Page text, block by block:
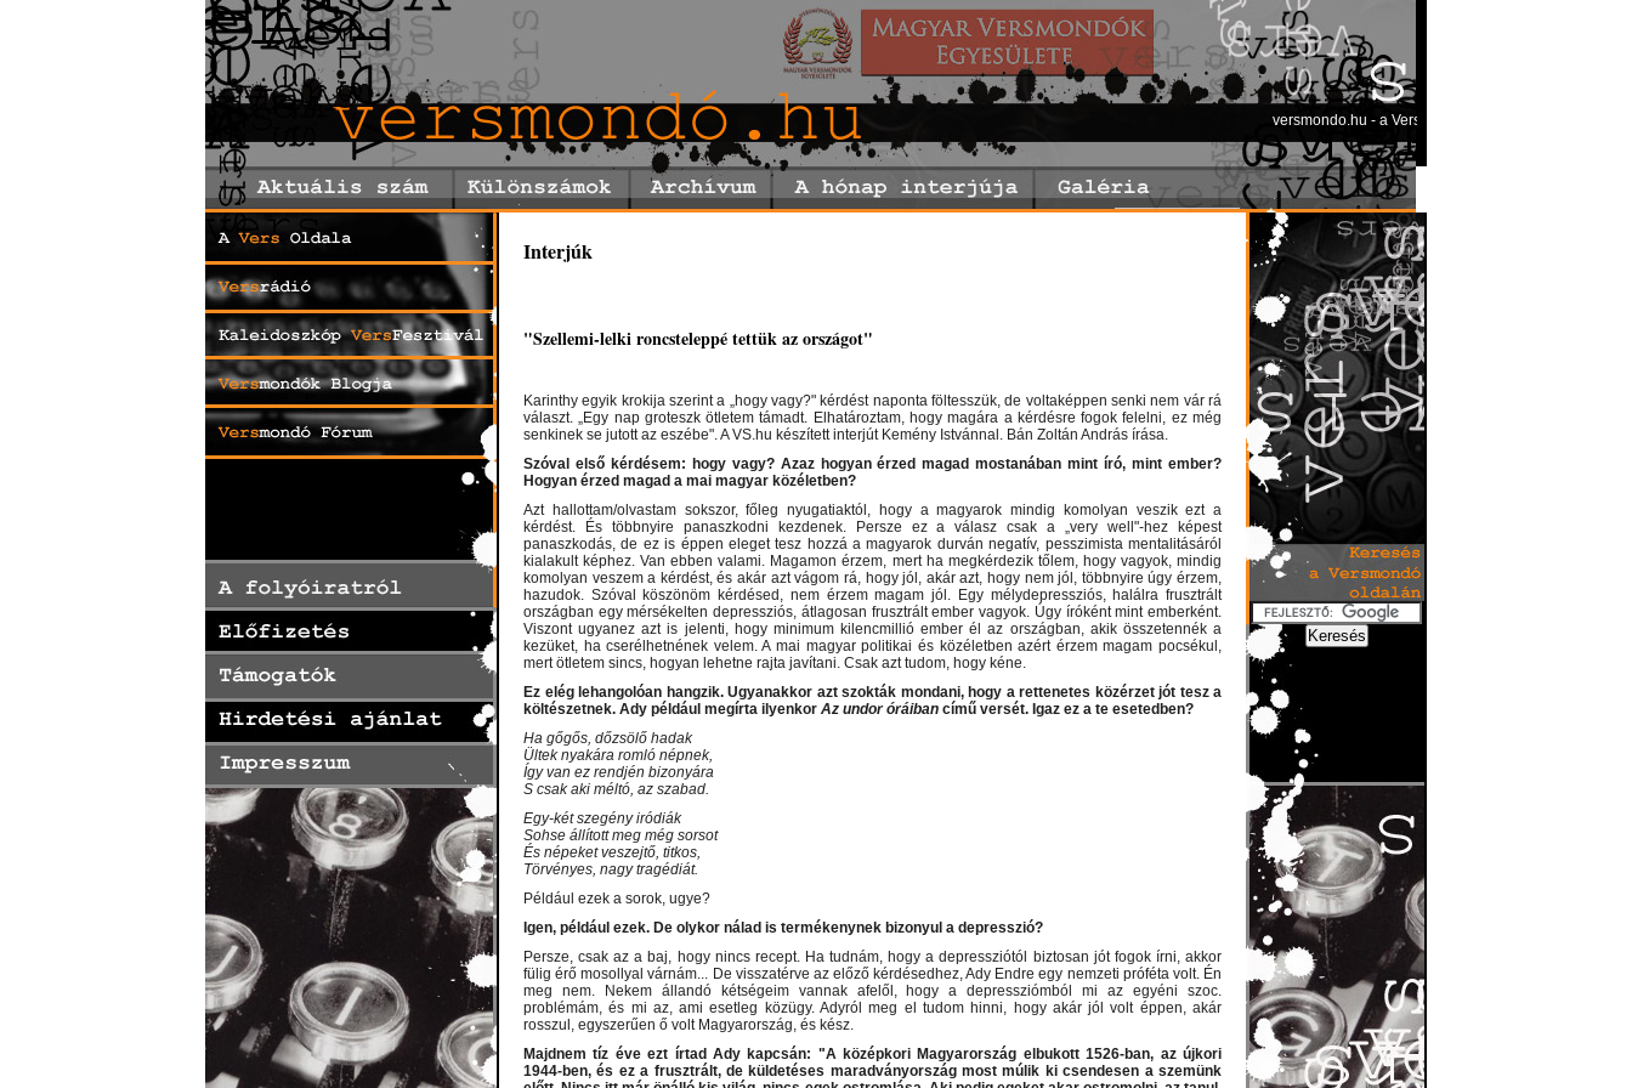
versmondo.hu - a Versmondó folyóirat elektronikus
Interjúk
"Szellemi-lelki roncsteleppé tettük az országot"
Karinthy egyik krokija szerint a „hogy vagy?" kérdést naponta föltesszük, de voltaképpen senki nem vár rá
választ. „Egy nap groteszk ötletem támadt. Elhatároztam, hogy magára a kérdésre fogok felelni, ez még
senkinek se jutott az eszébe". A VS.hu készített interjút Kemény Istvánnal. Bán Zoltán András írása.
Szóval első kérdésem: hogy vagy? Azaz hogyan érzed magad mostanában mint író, mint ember?
Hogyan érzed magad a mai magyar közéletben?
Azt hallottam/olvastam sokszor, főleg nyugatiaktól, hogy a magyarok mindig komolyan veszik ezt a
kérdést. És többnyire panaszkodni kezdenek. Persze ez a válasz csak a „very well"-hez képest
panaszkodás, de ez is éppen eleget tesz hozzá a magyarok durván negatív, pesszimista mentalitásáról
kialakult képhez. Van ebben valami. Magamon érzem, mert ha megkérdezik tőlem, hogy vagyok, mindig
komolyan veszem a kérdést, és akár azt vágom rá, hogy jól, akár azt, hogy nem jól, többnyire úgy érzem,
hazudok. Szóval köszönöm kérdésed, nem érzem magam jól. Egy mélydepressziós, halálra frusztrált
országban egy mérsékelten depressziós, átlagosan frusztrált ember vagyok. Úgy íróként mint emberként.
Viszont ugyanez azt is jelenti, hogy minimum kilencmillió ember él az országban, akik összetennék a
kezüket, ha cserélhetnének velem. A mai magyar politikai és közéletben azért érzem magam pocsékul,
mert ötletem sincs, hogyan lehetne rajta javítani. Csak azt tudom, hogy kéne.
Ez elég lehangolóan hangzik. Ugyanakkor azt szokták mondani, hogy a rettenetes közérzet jót tesz a
költészetnek. Ady például megírta ilyenkor Az undor óráiban című versét. Igaz ez a te esetedben?
Ha gőgős, dőzsölő hadak
Ültek nyakára romló népnek,
Így van ez rendjén bizonyára
S csak aki méltó, az szabad.
Egy-két szegény iródiák
Sohse állított meg még sorsot
És népeket veszejtő, titkos,
Törvényes, nagy tragédiát.
Például ezek a sorok, ugye?
Igen, például ezek. De olykor nálad is termékenynek bizonyul a depresszió?
Persze, csak az a baj, hogy nincs recept. Ha tudnám, hogy a depressziótól biztosan jót fogok írni, akkor
fülig érő mosollyal várnám... De visszatérve az előző kérdésedhez, Ady Endre egy nemzeti próféta volt. Én
meg nem. Nekem állandó kétségeim vannak afelől, hogy a depressziómból mi az egyéni szoc.
problémám, és mi az, ami esetleg közügy. Adyról meg el tudom hinni, hogy akár jól volt éppen, akár
rosszul, egyszerűen ő volt Magyarország, és kész.
Majdnem tíz éve ezt írtad Ady kapcsán: "A középkori Magyarország elbukott 1526-ban, az újkori
1944-ben, és ez a frusztrált, de küldetéses maradványország most múlik ki csendesen a szemünk